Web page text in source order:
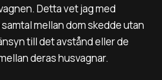
Detta vet jag med
mellan dom skedde utan
till det avstånd eller de
deras husvagnar.